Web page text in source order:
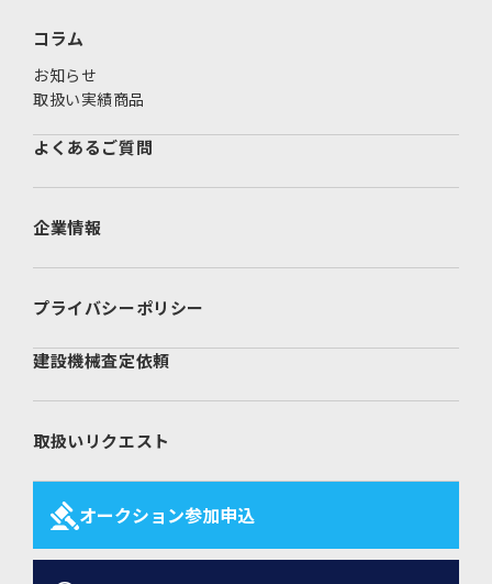
コラム
お知らせ
取扱い実績商品
よくあるご質問
企業情報
プライバシーポリシー
建設機械査定依頼
取扱いリクエスト
オークション参加申込